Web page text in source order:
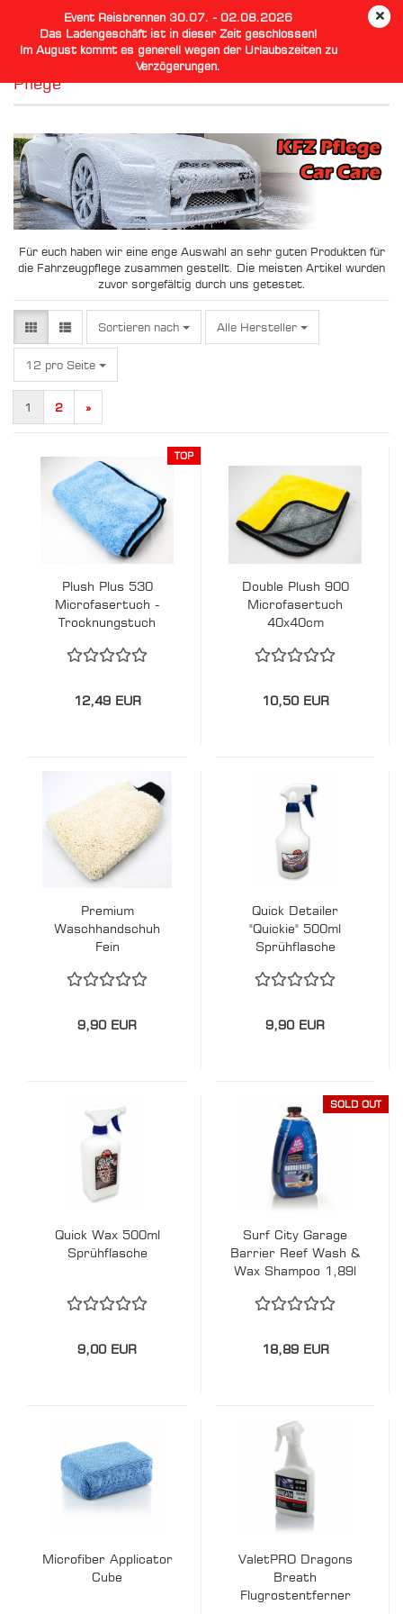
Event Reisbrennen 30.07. - 02.08.2026
Das Ladengeschäft ist in dieser Zeit geschlossen!
Im August kommt es generell wegen der Urlaubszeiten zu
Verzögerungen.
Pflege
Für euch haben wir eine enge Auswahl an sehr guten Produkten für
die Fahrzeugpflege zusammen gestellt. Die meisten Artikel wurden
zuvor sorgefältig durch uns getestet.
Sortieren nach
Sortieren nach Alle Hersteller
12 pro Seite
pro Seite
1 2 »
TOP
Plush Plus 530
Microfasertuch -
Trocknungstuch
12,49 EUR
Double Plush 900
Microfasertuch
40x40cm
10,50 EUR
Premium
Waschhandschuh
Fein
9,90 EUR
Quick Detailer
"Quickie" 500ml
Sprühflasche
9,90 EUR
Quick Wax 500ml
Sprühflasche
9,00 EUR
SOLD OUT
Surf City Garage
Barrier Reef Wash &
Wax Shampoo 1,89l
18,89 EUR
Microfiber Applicator
Cube
ValetPRO Dragons
Breath
Flugrostentferner